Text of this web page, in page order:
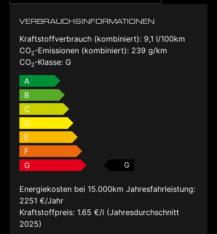
VERBRAUCHSINFORMATIONEN
Kraftstoffverbrauch (kombiniert): 9,1 l/100km
CO2-Emissionen (kombiniert): 239 g/km
CO2-Klasse: G
A
B
C
D
E
F
G
G
Energiekosten bei 15.000km Jahresfahrleistung:
2251 €/Jahr
Kraftstoffpreis: 1.65 €/l (Jahresdurchschnitt
2025)